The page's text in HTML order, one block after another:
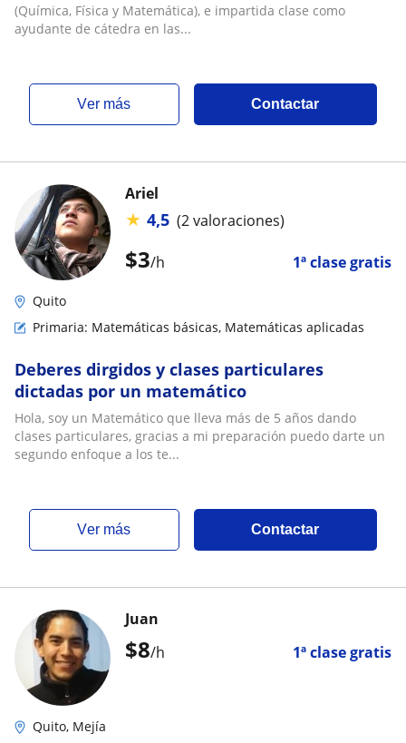
(Química, Física y Matemática), e impartida clase como
ayudante de cátedra en las...
ver más Contactar
$3/h 1ª clase gratis
Ariel
★ 4,5 (2 valoraciones)
Quito
Primaria: Matemáticas básicas, Matemáticas aplicadas
Deberes dirgidos y clases particulares
dictadas por un matemático
Hola, soy un Matemático que lleva más de 5 años dando
clases particulares, gracias a mi preparación puedo darte un
segundo enfoque a los te...
ver más Contactar
$8/h 1ª clase gratis
Juan
Quito, Mejía